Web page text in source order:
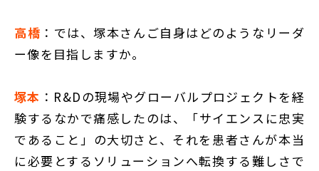
高橋 ：では、塚本さんご自身はどのようなリーダ
ー像を目指しますか。
塚本 ：R&Dの現場やグローバルプロジェクトを経
験するなかで痛感したのは、「サイエンスに忠実
であること」の大切さと、それを患者さんが本当
に必要とするソリューションへ転換する難しさで